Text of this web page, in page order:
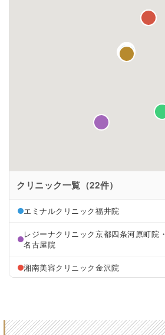
クリニック一覧（22件）
エミナルクリニック福井院
レジーナクリニック京都四条河原町院・
名古屋院
湘南美容クリニック金沢院